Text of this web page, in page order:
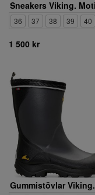
36 37 38 39 40
1 500 kr